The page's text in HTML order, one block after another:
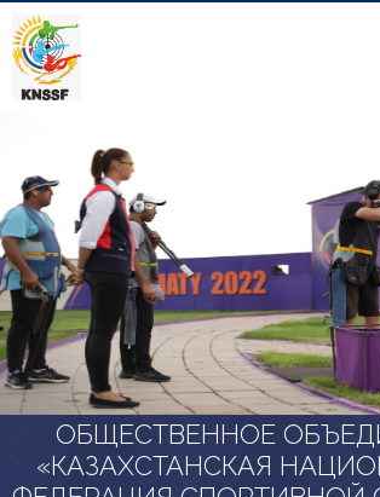
ОБЩЕСТВЕННОЕ
«КАЗАХСТАНСКАЯ